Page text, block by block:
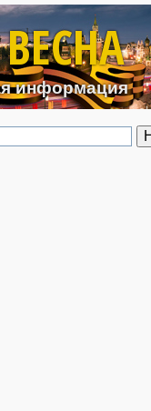
к основному
информация